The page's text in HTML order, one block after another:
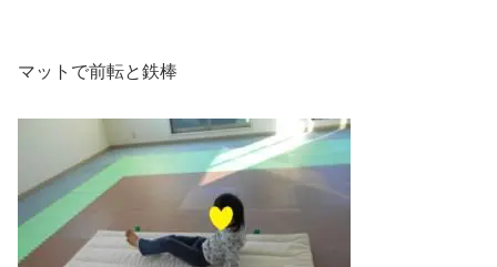
マットで前転と鉄棒